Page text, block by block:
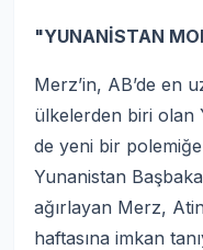
"YUNANİSTAN
Merz’in, AB’de en
ülkelerden biri olan
de yeni bir polemiğe
Yunanistan
ağırlayan Merz,
haftasına imkan